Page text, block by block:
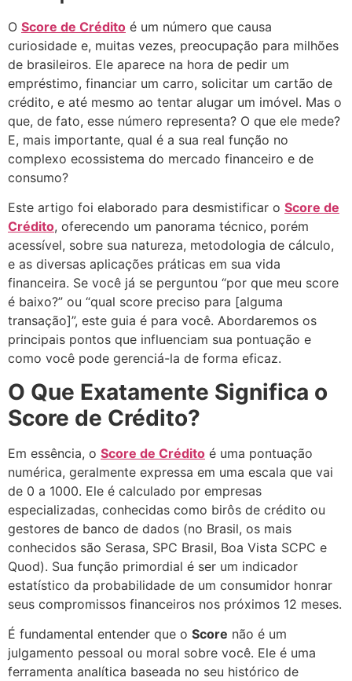
O Score de Crédito é um número que causa
curiosidade e, muitas vezes, preocupação para milhões
de brasileiros. Ele aparece na hora de pedir um
empréstimo, financiar um carro, solicitar um cartão de
crédito, e até mesmo ao tentar alugar um imóvel. Mas o
que, de fato, esse número representa? O que ele mede?
E, mais importante, qual é a sua real função no
complexo ecossistema do mercado financeiro e de
consumo?
Este artigo foi elaborado para desmistificar o Score de
Crédito, oferecendo um panorama técnico, porém
acessível, sobre sua natureza, metodologia de cálculo,
e as diversas aplicações práticas em sua vida
financeira. Se você já se perguntou “por que meu score
é baixo?” ou “qual score preciso para [alguma
transação]”, este guia é para você. Abordaremos os
principais pontos que influenciam sua pontuação e
como você pode gerenciá-la de forma eficaz.
O Que Exatamente Significa o
Score de Crédito?
Em essência, o Score de Crédito é uma pontuação
numérica, geralmente expressa em uma escala que vai
de 0 a 1000. Ele é calculado por empresas
especializadas, conhecidas como birôs de crédito ou
gestores de banco de dados (no Brasil, os mais
conhecidos são Serasa, SPC Brasil, Boa Vista SCPC e
Quod). Sua função primordial é ser um indicador
estatístico da probabilidade de um consumidor honrar
seus compromissos financeiros nos próximos 12 meses.
É fundamental entender que o Score não é um
julgamento pessoal ou moral sobre você. Ele é uma
ferramenta analítica baseada no seu histórico de